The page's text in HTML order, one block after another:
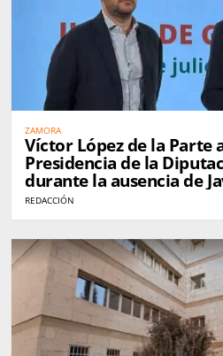
ZAMORA
Víctor López de la Parte
Presidencia de la
durante la ausencia de
REDACCIÓN